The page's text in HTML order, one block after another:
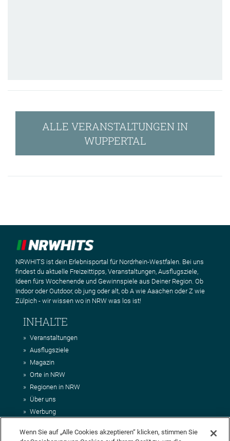
ALLE VERANSTALTUNGEN IN
WUPPERTAL
NRWHITS ist dein Erlebnisportal für Nordrhein-Westfalen. Bei uns
findest du aktuelle Freizeittipps, Veranstaltungen, Ausflugsziele,
Ideen fürs Wochenende und Gewinnspiele aus Deiner Region. Ob
Indoor oder Outdoor, ob jung oder alt, ob A wie Aaachen oder Z wie
Zülpich - wir wissen wo in NRW was los ist!
INHALTE
Veranstaltungen
Ausflugsziele
Magazin
Orte in NRW
Regionen in NRW
Über uns
Werbung
Impressum
Wenn Sie auf „Alle Cookies akzeptieren“ klicken, stimmen Sie